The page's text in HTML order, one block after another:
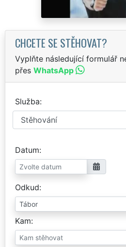
CHCETE SE STĚHOVAT?
Vyplňte následující formulář
přes WhatsApp
Služba
Datum
Odkud
Kam